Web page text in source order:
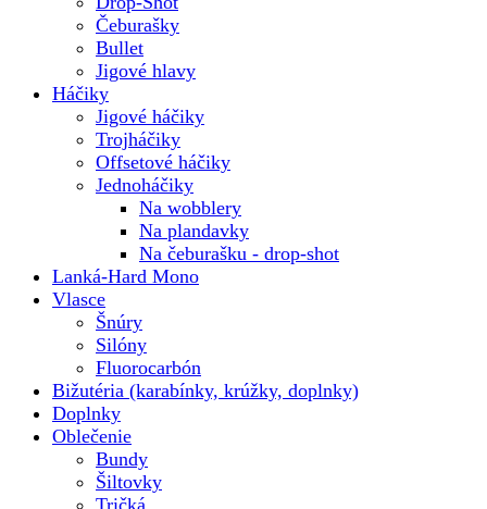
Čeburašky
Bullet
Jigové hlavy
Háčiky
Jigové háčiky
Trojháčiky
Offsetové háčiky
Jednoháčiky
Na wobblery
Na plandavky
Na čeburašku - drop-shot
Lanká-Hard Mono
Vlasce
Šnúry
Silóny
Fluorocarbón
Bižutéria (karabínky, krúžky, doplnky)
Doplnky
Oblečenie
Bundy
Šiltovky
Tričká